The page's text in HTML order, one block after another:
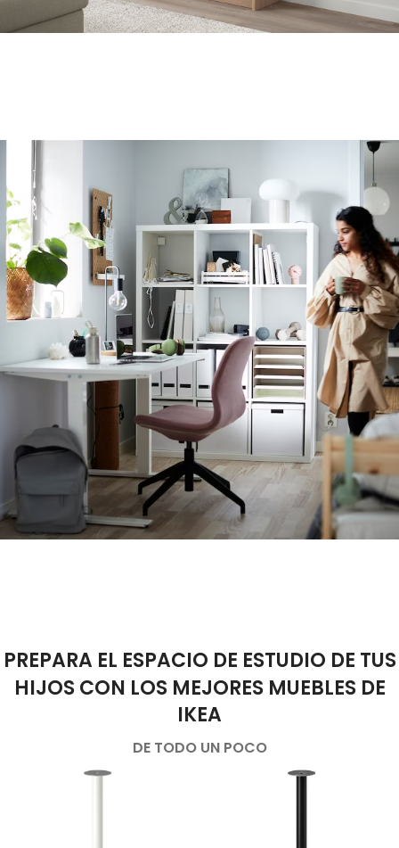
PREPARA EL ESPACIO DE ESTUDIO DE TUS
HIJOS CON LOS MEJORES MUEBLES DE
IKEA
DE TODO UN POCO